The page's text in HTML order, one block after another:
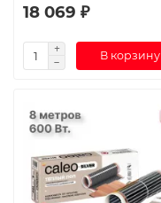
18 069 ₽
В корзину